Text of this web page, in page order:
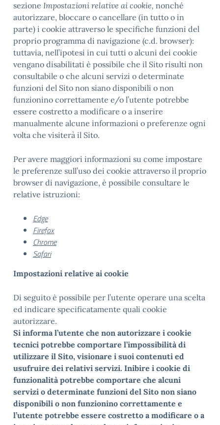
sezione Impostazioni relative ai cookie, nonché
autorizzare, bloccare o cancellare (in tutto o in
parte) i cookie attraverso le specifiche funzioni del
proprio programma di navigazione (c.d. browser):
tuttavia, nell’ipotesi in cui tutti o alcuni dei cookie
vengano disabilitati è possibile che il Sito risulti non
consultabile o che alcuni servizi o determinate
funzioni del Sito non siano disponibili o non
funzionino correttamente e/o l’utente potrebbe
essere costretto a modificare o a inserire
manualmente alcune informazioni o preferenze ogni
volta che visiterà il Sito.
Per avere maggiori informazioni su come impostare
le preferenze sull’uso dei cookie attraverso il proprio
browser di navigazione, è possibile consultare le
relative istruzioni:
Edge
Firefox
Chrome
Safari
Impostazioni relative ai cookie
Di seguito è possibile per l’utente operare una scelta
ed indicare specificatamente quali cookie
autorizzare.
Si informa l’utente che non autorizzare i cookie
tecnici potrebbe comportare l’impossibilità di
utilizzare il Sito, visionare i suoi contenuti ed
usufruire dei relativi servizi. Inibire i cookie di
funzionalità potrebbe comportare che alcuni
servizi o determinate funzioni del Sito non siano
disponibili o non funzionino correttamente e
l’utente potrebbe essere costretto a modificare o a